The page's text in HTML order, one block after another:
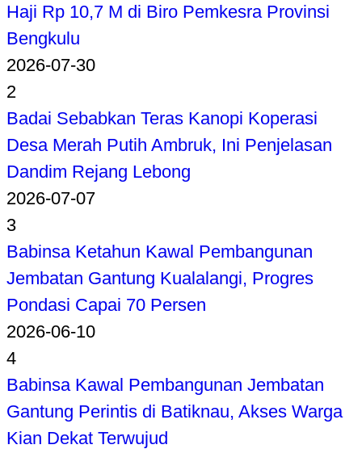
Haji Rp 10,7 M di Biro Pemkesra Provinsi
Bengkulu
2026-07-30
2
Badai Sebabkan Teras Kanopi Koperasi
Desa Merah Putih Ambruk, Ini Penjelasan
Dandim Rejang Lebong
2026-07-07
3
Babinsa Ketahun Kawal Pembangunan
Jembatan Gantung Kualalangi, Progres
Pondasi Capai 70 Persen
2026-06-10
4
Babinsa Kawal Pembangunan Jembatan
Gantung Perintis di Batiknau, Akses Warga
Kian Dekat Terwujud